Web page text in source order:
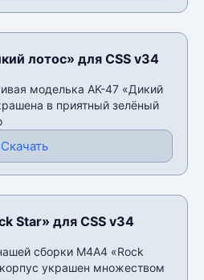
лотос» для CSS v34
моделька AK-47 «Дикий
в приятный зелëный
Скачать
Star» для CSS v34
сборки M4A4 «Rock
украшен множеством